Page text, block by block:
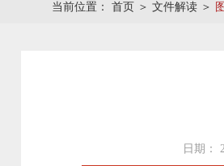
当前位置： 首页 ＞ 文件解读 ＞
日期：